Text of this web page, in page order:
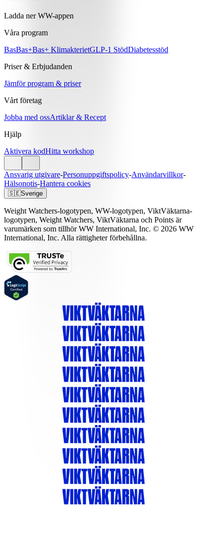
Ladda ner WW-appen
Våra program
BasBas+Bas+ KlimakterietGLP-1 StödDiabetesstöd
Priser & Erbjudanden
Jämför program & priser
Vårt företag
Jobba med ossArtiklar & Recept
Hjälp
Aktivera kodHitta workshop
Ansvarig utgivare-Personuppgiftspolicy-Användarvillkor-
Hälsonotis-Hantera cookies
🇸🇪Sverige
Weight Watchers-logotypen, WW-logotypen, ViktVäktarna-
logotypen, Weight Watchers, ViktVäktarna och Points är
varumärken som tillhör WW International, Inc. © 2026 WW
International, Inc. Alla rättigheter förbehållna.